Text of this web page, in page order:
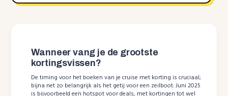
Wanneer vang je de grootste
kortingsvissen?
De timing voor het boeken van je cruise met korting is cruciaal;
bijna net zo belangrijk als het getij voor een zeilboot. Juni 2025
is bijvoorbeeld een hotspot voor deals, met kortingen tot wel